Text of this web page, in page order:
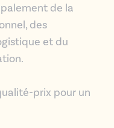
de la
des
et du
prix pour un